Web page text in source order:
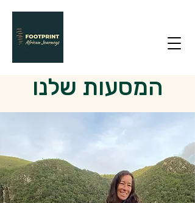
המסעות שלנו